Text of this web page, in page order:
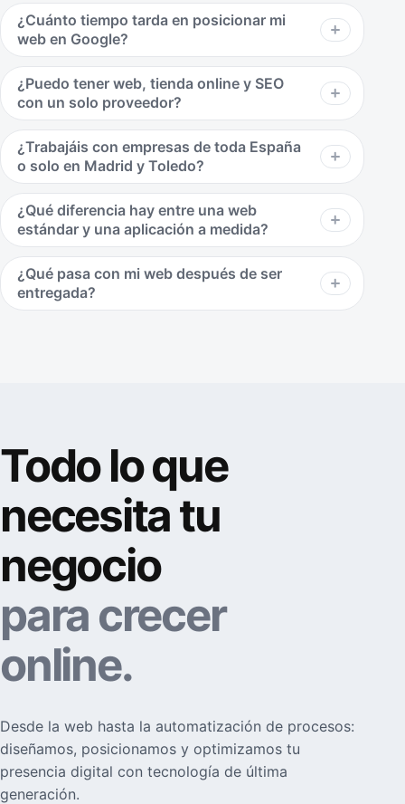
¿Cuánto tiempo tarda en posicionar mi
web en Google?
¿Puedo tener web, tienda online y SEO
con un solo proveedor?
¿Trabajáis con empresas de toda España
o solo en Madrid y Toledo?
¿Qué diferencia hay entre una web
estándar y una aplicación a medida?
¿Qué pasa con mi web después de ser
entregada?
Todo lo que
necesita tu
negocio
para crecer
online.
Desde la web hasta la automatización de procesos:
diseñamos, posicionamos y optimizamos tu
presencia digital con tecnología de última
generación.